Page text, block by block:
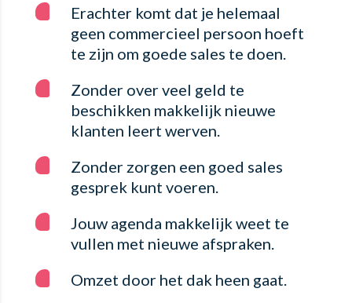
Erachter komt dat je helemaal
geen commercieel persoon hoeft
te zijn om goede sales te doen.
Zonder over veel geld te
beschikken makkelijk nieuwe
klanten leert werven.
Zonder zorgen een goed sales
gesprek kunt voeren.
Jouw agenda makkelijk weet te
vullen met nieuwe afspraken.
Omzet door het dak heen gaat.